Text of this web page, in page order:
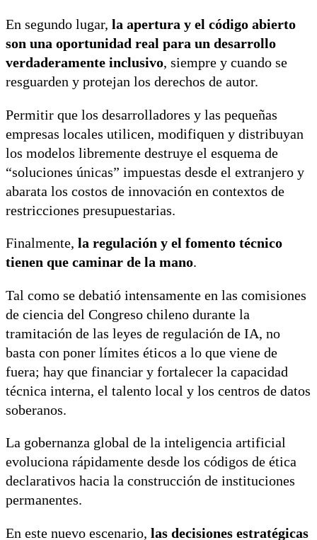
En segundo lugar, la apertura y el código abierto
son una oportunidad real para un desarrollo
verdaderamente inclusivo, siempre y cuando se
resguarden y protejan los derechos de autor.
Permitir que los desarrolladores y las pequeñas
empresas locales utilicen, modifiquen y distribuyan
los modelos libremente destruye el esquema de
“soluciones únicas” impuestas desde el extranjero y
abarata los costos de innovación en contextos de
restricciones presupuestarias.
Finalmente, la regulación y el fomento técnico
tienen que caminar de la mano.
Tal como se debatió intensamente en las comisiones
de ciencia del Congreso chileno durante la
tramitación de las leyes de regulación de IA, no
basta con poner límites éticos a lo que viene de
fuera; hay que financiar y fortalecer la capacidad
técnica interna, el talento local y los centros de datos
soberanos.
La gobernanza global de la inteligencia artificial
evoluciona rápidamente desde los códigos de ética
declarativos hacia la construcción de instituciones
permanentes.
En este nuevo escenario, las decisiones estratégicas